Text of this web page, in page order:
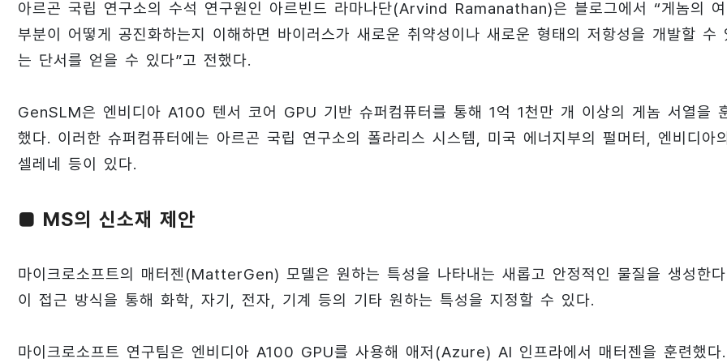
아르곤 국립 연구소의 수석 연구원인 아르빈드 라마나단(Arvind Ramanathan)은 블로그에서 “게놈의 여
부분이 어떻게 공진화하는지 이해하면 바이러스가 새로운 취약성이나 새로운 형태의 저항성을 개발할 수
는 단서를 얻을 수 있다”고 전했다.
GenSLM은 엔비디아 A100 텐서 코어 GPU 기반 슈퍼컴퓨터를 통해 1억 1천만 개 이상의 게놈 서열을
했다. 이러한 슈퍼컴퓨터에는 아르곤 국립 연구소의 폴라리스 시스템, 미국 에너지부의 펄머터, 엔비디아
셀레네 등이 있다.
■ MS의 신소재 제안
마이크로소프트의 매터젠(MatterGen) 모델은 원하는 특성을 나타내는 새롭고 안정적인 물질을 생성한
이 접근 방식을 통해 화학, 자기, 전자, 기계 등의 기타 원하는 특성을 지정할 수 있다.
마이크로소프트 연구팀은 엔비디아 A100 GPU를 사용해 애저(Azure) AI 인프라에서 매터젠을 훈련했다.